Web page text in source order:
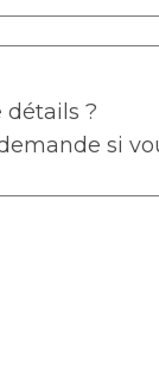
détails ?
si